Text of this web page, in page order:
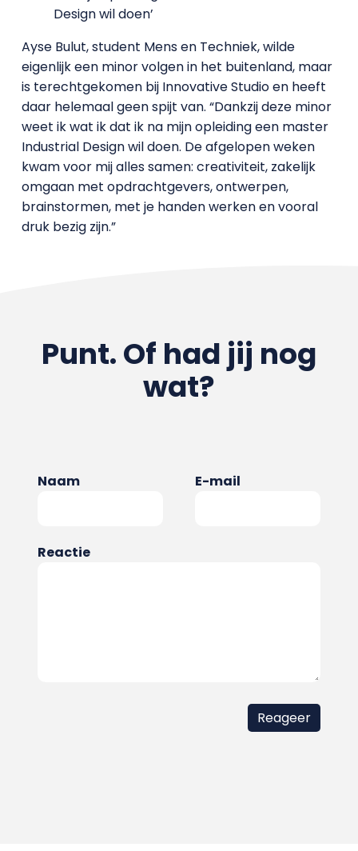
Design wil doen’
Ayse Bulut, student Mens en Techniek, wilde
eigenlijk een minor volgen in het buitenland, maar
is terechtgekomen bij Innovative Studio en heeft
daar helemaal geen spijt van. “Dankzij deze minor
weet ik wat ik dat ik na mijn opleiding een master
Industrial Design wil doen. De afgelopen weken
kwam voor mij alles samen: creativiteit, zakelijk
omgaan met opdrachtgevers, ontwerpen,
brainstormen, met je handen werken en vooral
druk bezig zijn.”
Punt. Of had jij nog
wat?
Naam E-mail
Reactie